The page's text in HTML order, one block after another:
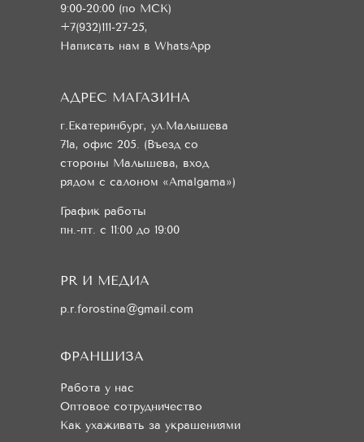
АДРЕС МАГАЗИНА
г.Екатеринбург, ул.Малышева
71а, офис 205. (Въезд со
стороны Малышева, вход
рядом с салоном «Amalgama»)
График работы
пн.-пт. с 11:00 до 19:00
9:00-20:00 (по МСК)
+7(932)111-27-25,
Написать нам в WhatsApp
PR И МЕДИА
p.r.forostina@gmail.com
ФРАНШИЗА
Работа у нас
Оптовое сотрудничество
Как ухаживать за украшениями